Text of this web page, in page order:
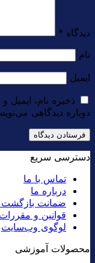
دیدگاه *
نام
ایمیل
ذخیره نام،
دوباره دیدگاهی
دسترسی سریع
تماس با ما
درباره ما
ضمانت
قوانین و مقررات
لوگوی وب‌سایت
محصولات آموزشی